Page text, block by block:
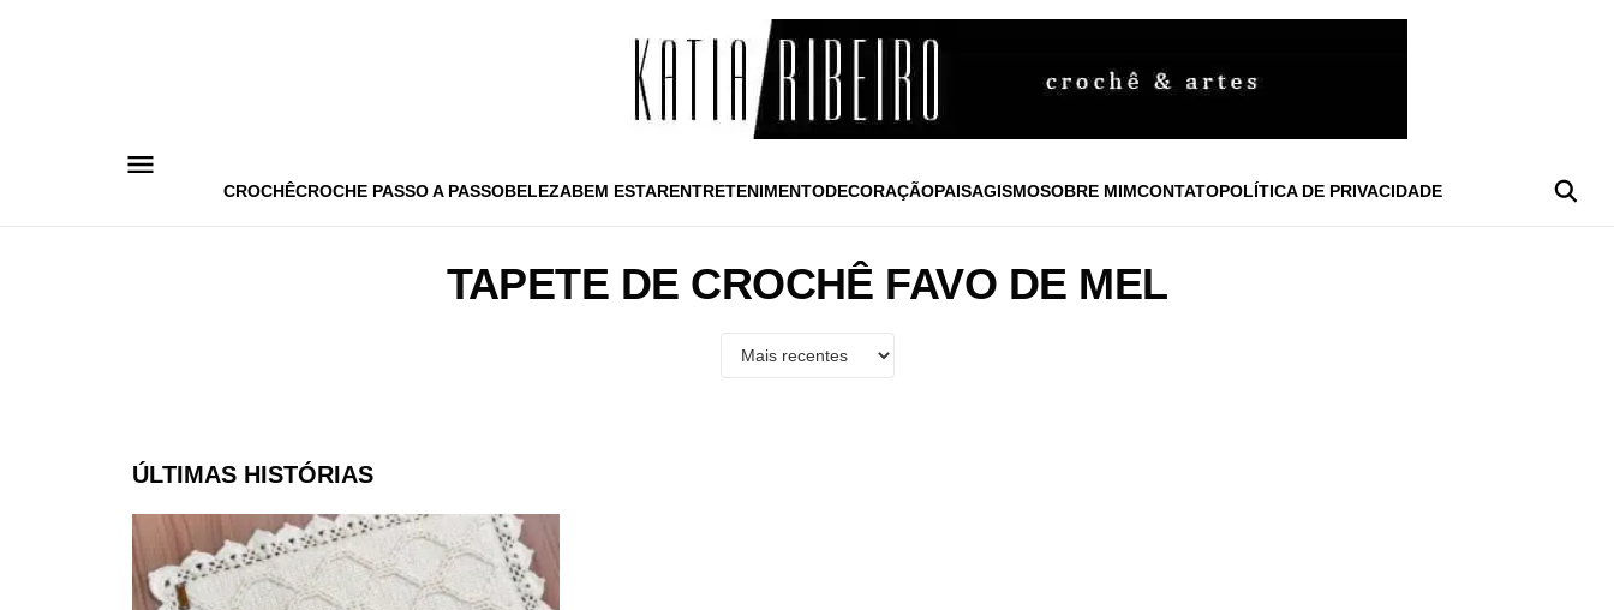
CROCHÊCROCHE PASSO A PASSOBELEZABEM ESTARENTRETENIMENTODECORAÇÃOPAISAGISMOSOBRE MIMCONTATOPOLÍTICA DE PRIVACIDADE
TAPETE DE CROCHÊ FAVO DE MEL
ÚLTIMAS HISTÓRIAS